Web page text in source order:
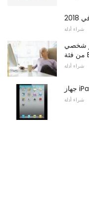
شراء أدلة
شخصي
شراء أدلة
شراء أدلة